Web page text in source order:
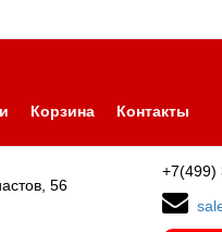
Корзина Контакты
56
+7(499)